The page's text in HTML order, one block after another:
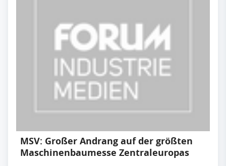
MSV: Großer Andrang auf der größten
Maschinenbaumesse Zentraleuropas